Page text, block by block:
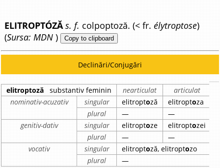
ELITROPTÓZĂ s. f. colpoptoză. (< fr.élytroptose)
(Sursa: MDN ) Copy to clipboard
Declinări/Conjugări
elitroptoză substantiv feminin nearticulat
articulat
nominativ-acuzativ
singular elitroptoză elitroptoza
plural
—
—
genitiv-dativ
singular elitroptoze elitroptozei
plural
—
—
vocativ
singular elitroptoză, elitroptozo
plural
—